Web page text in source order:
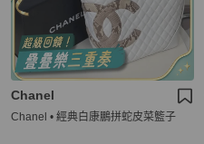
Chanel
Chanel • 經典白康鵬拼蛇皮菜籃子